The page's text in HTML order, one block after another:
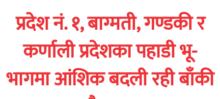
नेपाली
युनिकोड
प्रदेश नं. १, बाग्मती, गण्डकी र
कर्णाली प्रदेशका पहाडी भू-
भागमा आंशिक बदली रही बाँकी